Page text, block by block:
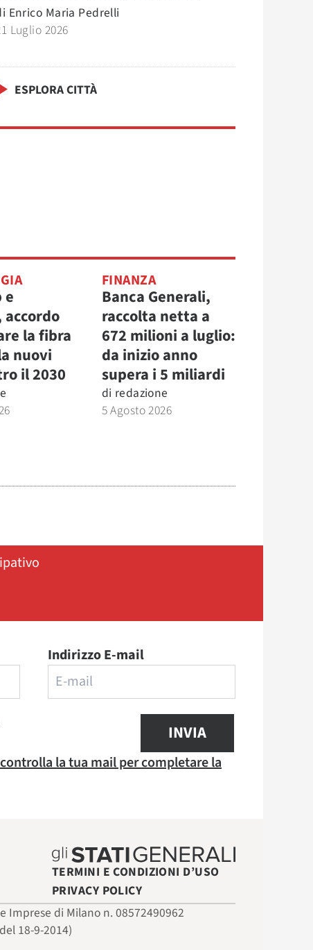
Enrico Maria Pedrelli
Luglio 2026
ESPLORA CITTÀ
e
la fibra
nuovi
il 2030
FINANZA
Banca Generali,
raccolta netta a
672 milioni a luglio:
da inizio anno
supera i 5 miliardi
di redazione
5 Agosto 2026
Indirizzo E-mail
INVIA
la tua mail per completare la
TERMINI E CONDIZIONI D’USO
PRIVACY POLICY
Imprese di Milano n. 08572490962
18-9-2014)